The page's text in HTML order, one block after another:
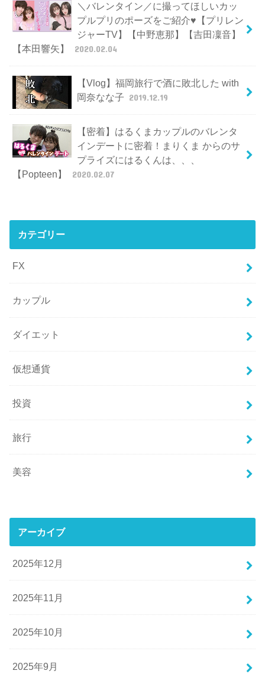
＼バレンタイン／に撮ってほしいカッ
プルプリのポーズをご紹介♥【プリレン
ジャーTV】【中野恵那】【吉田凜音】
【本田響矢】
2020.02.04
【Vlog】福岡旅行で酒に敗北した with
岡奈なな子 2019.12.19
【密着】はるくまカップルのバレンタ
インデートに密着！まりくま からのサ
プライズにはるくんは、、、
【Popteen】
2020.02.07
カテゴリー
FX
カップル
ダイエット
仮想通貨
投資
旅行
美容
アーカイブ
2025年12月
2025年11月
2025年10月
2025年9月